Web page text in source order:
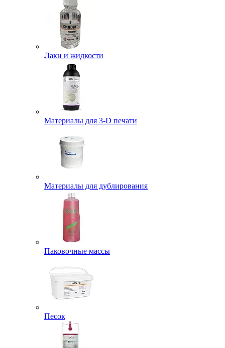
Лаки и жидкости
Материалы для 3-D печати
Материалы для дублирования
Паковочные массы
Песок